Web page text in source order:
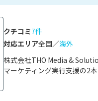
株式会社THO Media &
マーケティング実行支援の2
クチコミ7件
対応エリア全国／海外